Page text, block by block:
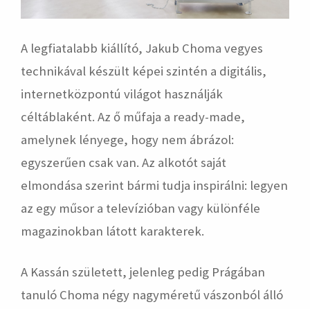
A legfiatalabb kiállító, Jakub Choma vegyes
technikával készült képei szintén a digitális,
internetközpontú világot használják
céltáblaként. Az ő műfaja a ready-made,
amelynek lényege, hogy nem ábrázol:
egyszerűen csak van. Az alkotót saját
elmondása szerint bármi tudja inspirálni: legyen
az egy műsor a televízióban vagy különféle
magazinokban látott karakterek.
A Kassán született, jelenleg pedig Prágában
tanuló Choma négy nagyméretű vászonból álló